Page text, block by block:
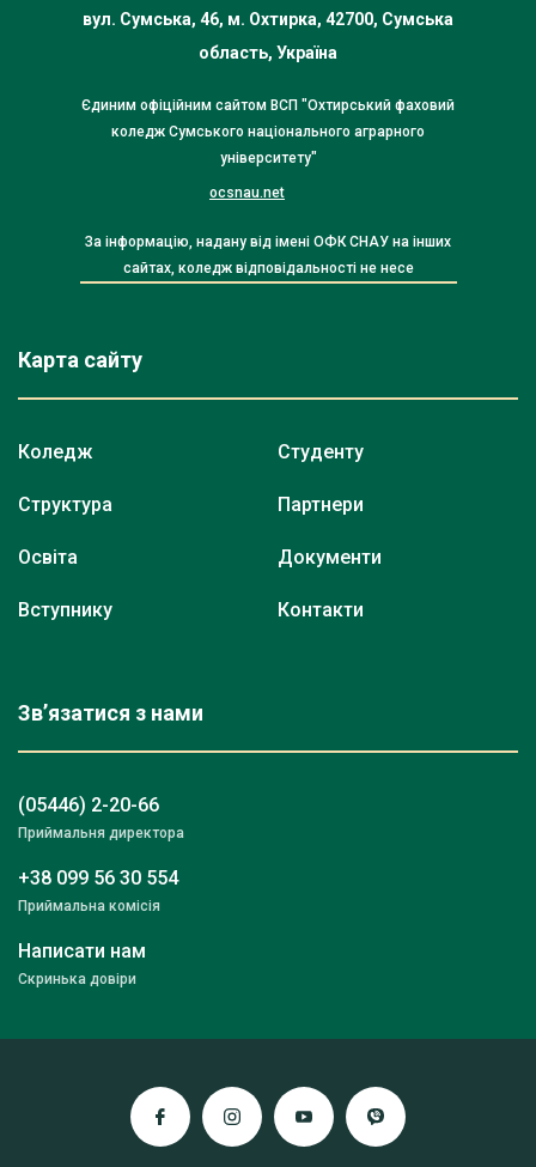
вул. Сумська, 46, м. Охтирка, 42700, Сумська
область, Україна
Єдиним офіційним сайтом ВСП "Охтирський фаховий
коледж Сумського національного аграрного
університету"
ocsnau.net
За інформацію, надану від імені ОФК СНАУ на інших
сайтах, коледж відповідальності не несе
Карта сайту
Коледж
Структура
Освіта
Вступнику
Студенту
Партнери
Документи
Контакти
Зв’язатися з нами
(05446) 2-20-66
Приймальня директора
+38 099 56 30 554
Приймальна комісія
Написати нам
Скринька довіри